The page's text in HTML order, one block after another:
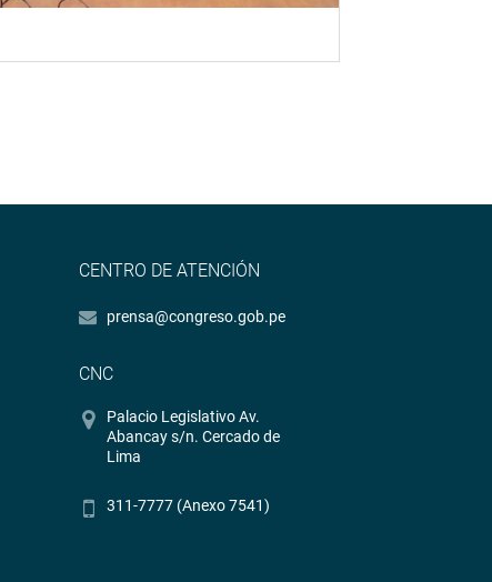
CENTRO DE ATENCIÓN
prensa@congreso.gob.pe
CNC
Palacio Legislativo Av.
Abancay s/n. Cercado de
Lima
311-7777 (Anexo 7541)